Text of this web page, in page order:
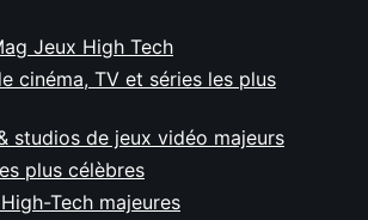
Jeux High Tech
cinéma, TV et séries les plus
studios de jeux vidéo majeurs
plus célèbres
Tech majeures